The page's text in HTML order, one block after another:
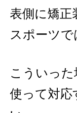
表側に矯
スポーツで
こういっ
使って対